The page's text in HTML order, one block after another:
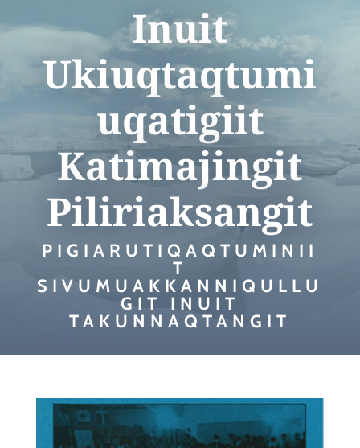
Inuit
Ukiuqtaqtumi
uqatigiit
Katimajingit
Piliriaksangit
PIGIARUTIQAQTUMINII
T
SIVUMUAKKANNIQULLU
GIT INUIT
TAKUNNAQTANGIT